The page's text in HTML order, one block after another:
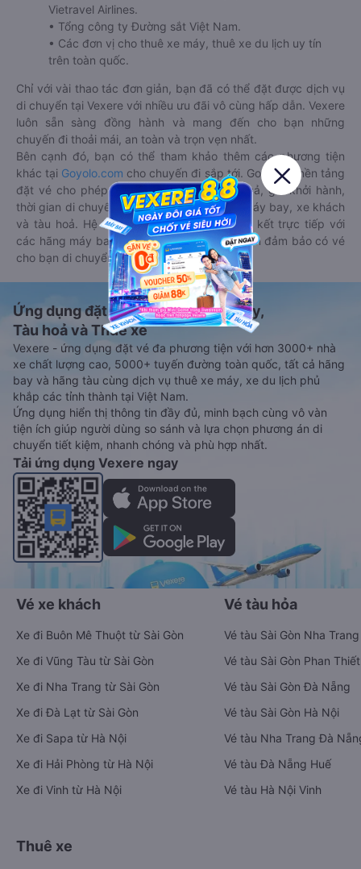
Vietravel Airlines.
• Tổng công ty Đường sắt Việt Nam.
• Các đơn vị cho thuê xe máy, thuê xe du lịch uy tín
trên toàn quốc.
Chỉ với vài thao tác đơn giản, bạn đã có thể đặt được dịch vụ
di chuyển tại Vexere với nhiều ưu đãi vô cùng hấp dẫn. Vexere
luôn sẵn sàng đồng hành và mang đến cho bạn những
chuyến đi thoải mái, an toàn và trọn vẹn nhất.
Bên cạnh đó, bạn có thể tham khảo thêm các phương tiện
khác tại Goyolo.com cho chuyến đi sắp tới. Goyolo là nền tảng
đặt vé cho phép người dùng so sánh giá cả, giờ khởi hành,
thời gian di chuyển của nhiều phương tiện máy bay, xe khách
và tàu hoả. Hệ thống của Goyolo được liên kết trực tiếp với
các hãng máy bay, xe khách và tàu hoả, luôn đảm bảo có vé
cho bạn di chuyển.
Ứng dụng đặt vé Xe khách, Máy bay,
Tàu hoả và Thuê xe
Vexere - ứng dụng đặt vé đa phương tiện với hơn 3000+ nhà
xe chất lượng cao, 5000+ tuyến đường toàn quốc, tất cả hãng
bay và hãng tàu cùng dịch vụ thuê xe máy, xe du lịch phủ
khắp các tỉnh thành tại Việt Nam.
Ứng dụng hiển thị thông tin đầy đủ, minh bạch cùng vô vàn
tiện ích giúp người dùng so sánh và lựa chọn phương án di
chuyển tiết kiệm, nhanh chóng và phù hợp nhất.
Tải ứng dụng Vexere ngay
Vé xe khách
Xe đi Buôn Mê Thuột từ Sài Gòn
Xe đi Vũng Tàu từ Sài Gòn
Xe đi Nha Trang từ Sài Gòn
Xe đi Đà Lạt từ Sài Gòn
Xe đi Sapa từ Hà Nội
Xe đi Hải Phòng từ Hà Nội
Xe đi Vinh từ Hà Nội
Vé tàu hỏa
Vé tàu Sài Gòn Nha Trang
Vé tàu Sài Gòn Phan Thiết
Vé tàu Sài Gòn Đà Nẵng
Vé tàu Sài Gòn Hà Nội
Vé tàu Nha Trang Đà
Vé tàu Đà Nẵng Huế
Vé tàu Hà Nội Vinh
Thuê xe